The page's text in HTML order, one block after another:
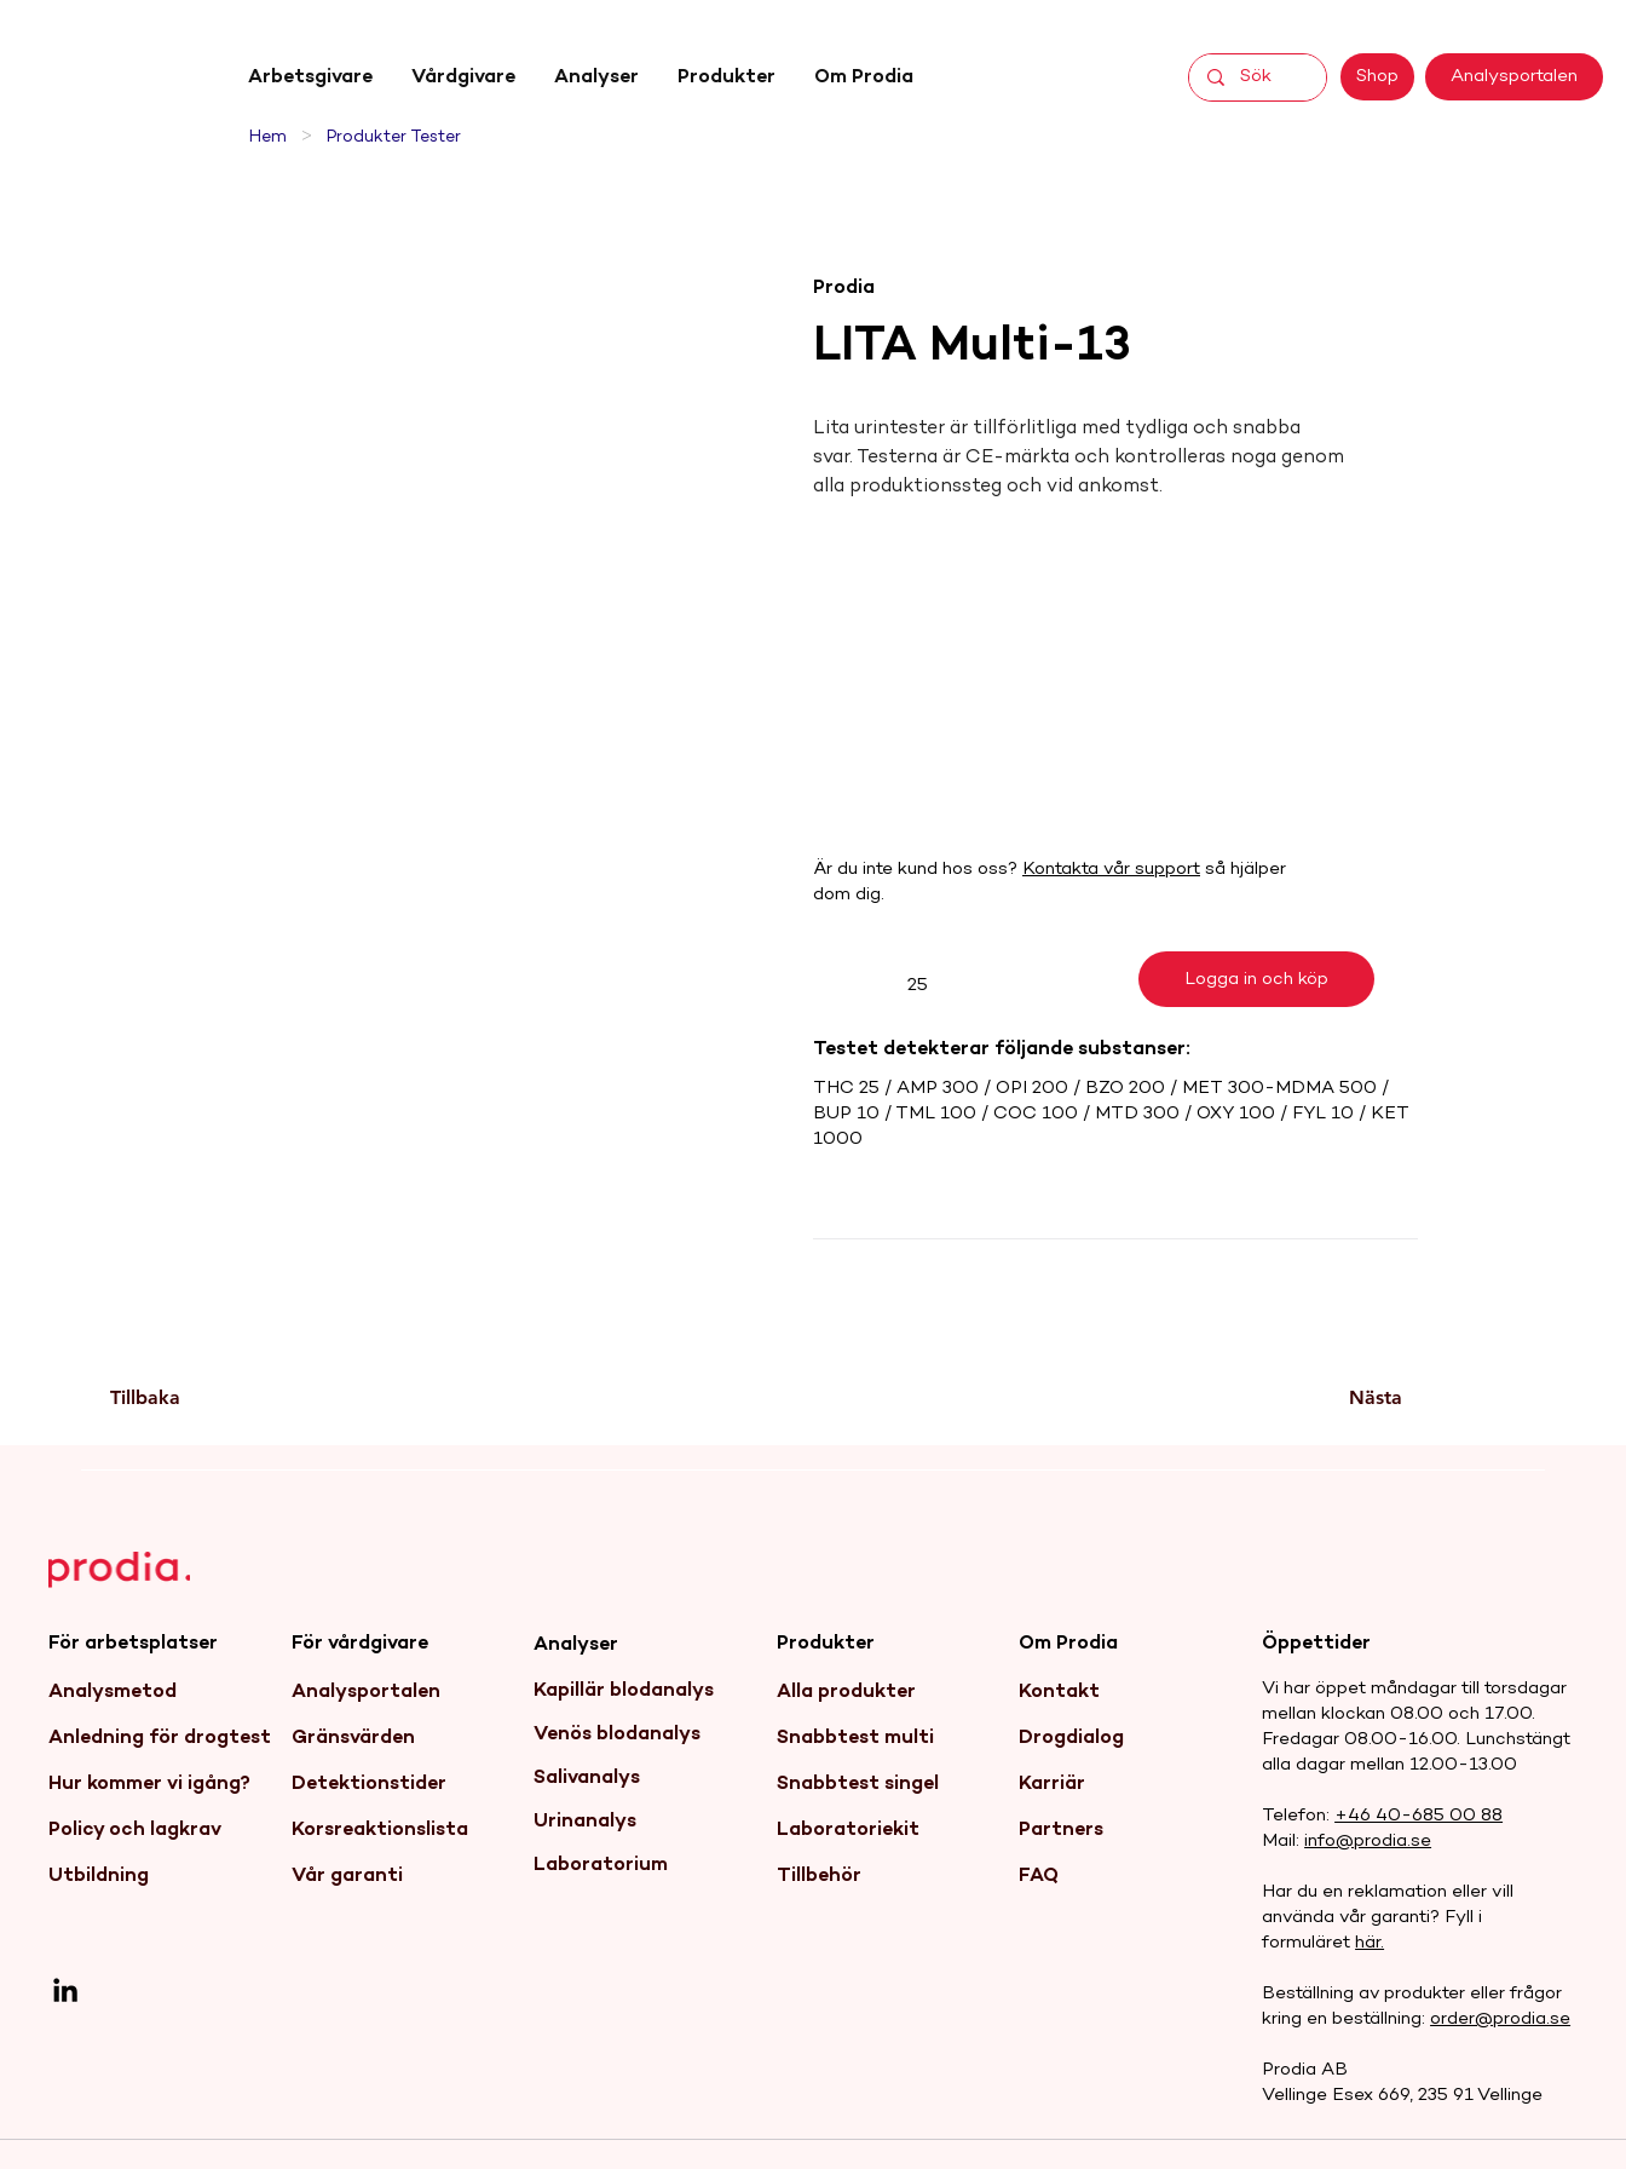
Hem > Produkter Tester
Arbetsgivare Vårdgivare Analyser Produkter Om Prodia Shop Analysportalen
Tillbaka
LITA Multi-13
Prodia
Lita urintester är tillförlitliga med tydliga och snabba
svar. Testerna är CE-märkta och kontrolleras noga genom
alla produktionssteg och vid ankomst.
Är du inte kund hos oss? Kontakta vår support så hjälper
dom dig.
25 Logga in och köp
Testet detekterar följande substanser:
THC 25 / AMP 300 / OPI 200 / BZO 200 / MET 300-MDMA 500 /
BUP 10 / TML 100 / COC 100 / MTD 300 / OXY 100 / FYL 10 / KET
1000
Nästa
För arbetsplatser
Analysmetod
Anledning för drogtest
Hur kommer vi igång?
Policy och lagkrav
Utbildning
För vårdgivare
Analysportalen
Gränsvärden
Detektionstider
Korsreaktionslista
Vår garanti
Om Prodia
Kontakt
Drogdialog
Karriär
Partners
FAQ
Produkter
Alla produkter
Snabbtest multi
Snabbtest singel
Laboratoriekit
Tillbehör
Öppettider
Vi har öppet måndagar till torsdagar
mellan klockan 08.00 och 17.00.
Fredagar 08.00-16.00. Lunchstängt
alla dagar mellan 12.00-13.00
Telefon: +46 40-685 00 88
Mail:info@prodia.se
Har du en reklamation eller vill
använda vår garanti? Fyll i
formulärethär.
Beställning av produkter eller frågor
kring en beställning:order@prodia.se
Prodia AB
Vellinge Esex 669, 235 91 Vellinge
Analyser
Kapillär blodanalys
Venös blodanalys
Salivanalys
Urinanalys
Laboratorium